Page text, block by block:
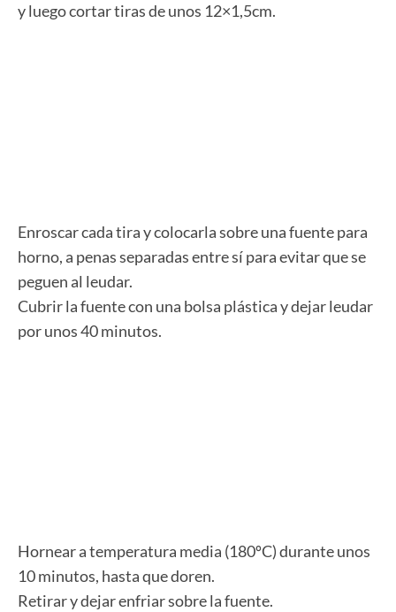
y luego cortar tiras de unos 12×1,5cm.
Enroscar cada tira y colocarla sobre una fuente para
horno, a penas separadas entre sí para evitar que se
peguen al leudar.
Cubrir la fuente con una bolsa plástica y dejar leudar
por unos 40 minutos.
Hornear a temperatura media (180ºC) durante unos
10 minutos, hasta que doren.
Retirar y dejar enfriar sobre la fuente.